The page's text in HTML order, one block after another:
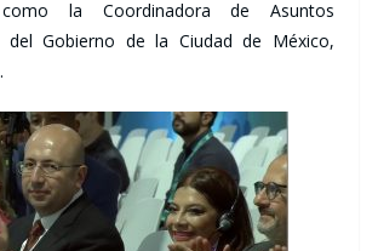
la Coordinadora de Asuntos
del Gobierno de la Ciudad de México,